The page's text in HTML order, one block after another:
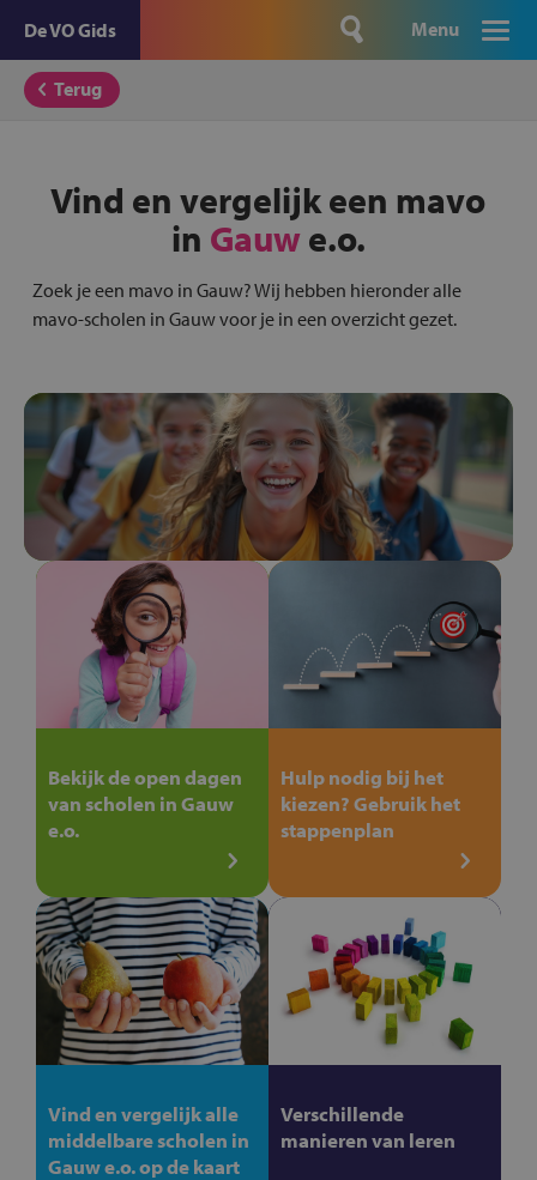
De VO Gids Menu
Terug
Vind en vergelijk een mavo
in Gauwe.o.
Zoek je een mavo in Gauw? Wij hebben hieronder alle
mavo-scholen in Gauw voor je in een overzicht gezet.
Bekijk de open dagen
van scholen in Gauw
e.o.
Hulp nodig bij het
kiezen? Gebruik het
stappenplan
Vind en vergelijk alle
middelbare scholen in
Gauw e.o. op de kaart
Verschillende
manieren van leren